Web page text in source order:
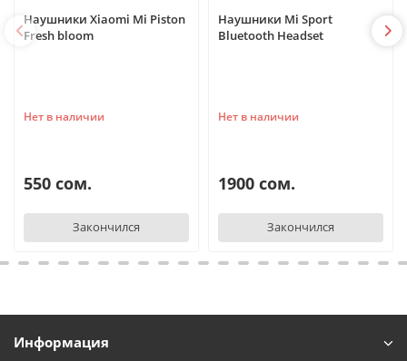
Наушники Xiaomi Mi Piston
Fresh bloom
Нет в наличии
550 сом.
Закончился
Наушники Mi Sport
Bluetooth Headset
Нет в наличии
1900 сом.
Закончился
Информация